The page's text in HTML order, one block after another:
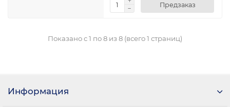
Предзаказ
Показано с 1 по 8 из 8 (всего 1 страниц)
Информация